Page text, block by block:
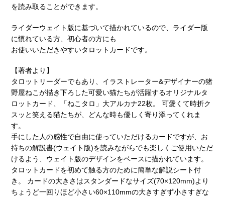
を読み取ることができます。
ライダーウェイト版に基づいて描かれているので、ライダー版
に慣れている方、初心者の方にも
お使いいただきやすいタロットカードです。
【著者より】
タロットリーダーでもあり、イラストレーター&デザイナーの猪
野屋ねこが描き下ろした可愛い猫たちが活躍するオリジナルタ
ロットカード、「ねこタロ」大アルカナ22枚。 可愛くて時折ク
スッと笑える猫たちが、どんな時も優しく寄り添ってくれま
す。
手にした人の感性で自由に使っていただけるカードですが、お
持ちの解説書(ウェイト版)を読みながらでも楽しくご使用いただ
けるよう、ウェイト版のデザインをベースに描かれています。
タロットカードを初めて触る方のために簡単な解説シート付
き。 カードの大きさはスタンダードなサイズ(70×120mm)より
ちょうど一回りほど小さい60×110mmの大きすぎず小さすぎな